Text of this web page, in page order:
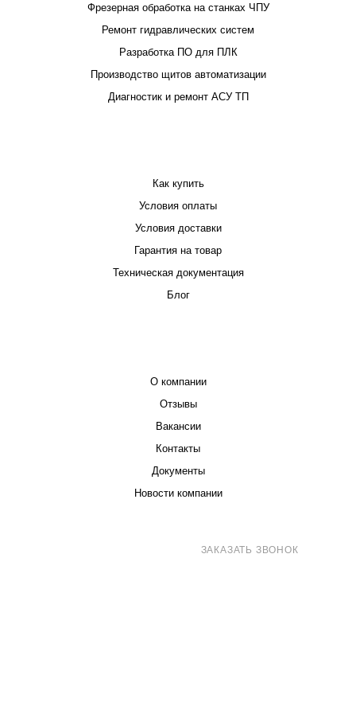
Фрезерная обработка на станках ЧПУ
Ремонт гидравлических систем
Разработка ПО для ПЛК
Производство щитов автоматизации
Диагностик и ремонт АСУ ТП
Как купить
Условия оплаты
Условия доставки
Гарантия на товар
Техническая документация
Блог
О компании
Отзывы
Вакансии
Контакты
Документы
Новости компании
ЗАКАЗАТЬ ЗВОНОК